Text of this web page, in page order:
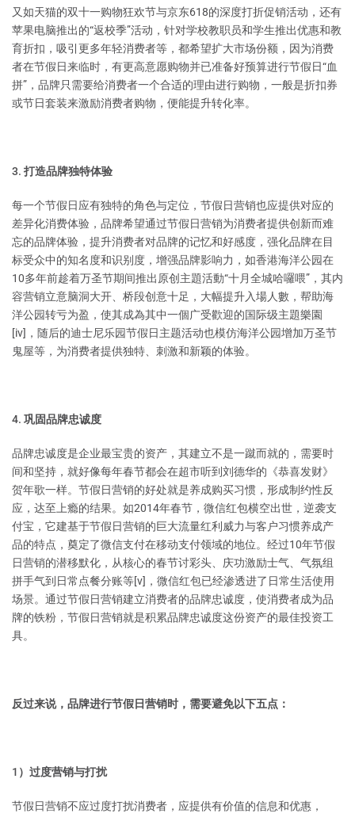
又如天猫的双十一购物狂欢节与京东618的深度打折促销活动，还有
苹果电脑推出的“返校季”活动，针对学校教职员和学生推出优惠和教
育折扣，吸引更多年轻消费者等，都希望扩大市场份额，因为消费
者在节假日来临时，有更高意愿购物并已准备好预算进行节假日“血
拼”，品牌只需要给消费者一个合适的理由进行购物，一般是折扣券
或节日套装来激励消费者购物，便能提升转化率。
3. 打造品牌独特体验
每一个节假日应有独特的角色与定位，节假日营销也应提供对应的
差异化消费体验，品牌希望通过节假日营销为消费者提供创新而难
忘的品牌体验，提升消费者对品牌的记忆和好感度，强化品牌在目
标受众中的知名度和识别度，增强品牌影响力，如香港海洋公园在
10多年前趁着万圣节期间推出原创主題活動“十月全城哈囉喂”，其内
容营销立意脑洞大开、桥段创意十足，大幅提升入場人數，帮助海
洋公园转亏为盈，使其成為其中一個广受歡迎的国际级主題樂園
[iv]，随后的迪士尼乐园节假日主题活动也模仿海洋公园增加万圣节
鬼屋等，为消费者提供独特、刺激和新颖的体验。
4. 巩固品牌忠诚度
品牌忠诚度是企业最宝贵的资产，其建立不是一蹴而就的，需要时
间和坚持，就好像每年春节都会在超市听到刘德华的《恭喜发财》
贺年歌一样。节假日营销的好处就是养成购买习惯，形成制约性反
应，达至上瘾的结果。如2014年春节，微信红包横空出世，逆袭支
付宝，它建基于节假日营销的巨大流量红利威力与客户习惯养成产
品的特点，奠定了微信支付在移动支付领域的地位。经过10年节假
日营销的潜移默化，从核心的春节讨彩头、庆功激励士气、气氛组
拼手气到日常点餐分账等[v]，微信红包已经渗透进了日常生活使用
场景。通过节假日营销建立消费者的品牌忠诚度，使消费者成为品
牌的铁粉，节假日营销就是积累品牌忠诚度这份资产的最佳投资工
具。
反过来说，品牌进行节假日营销时，需要避免以下五点：
1）过度营销与打扰
节假日营销不应过度打扰消费者，应提供有价值的信息和优惠，